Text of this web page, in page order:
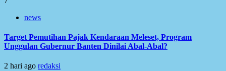
news
Target Pemutihan Pajak Kendaraan Meleset, Program
Unggulan Gubernur Banten Dinilai Abal-Abal?
2 hari ago redaksi